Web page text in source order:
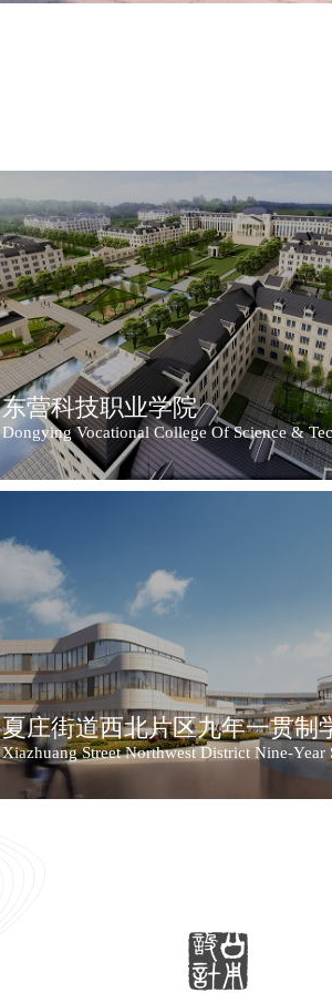
东营科技职业学院
Dongying Vocational College Of Science &
夏庄街道西北片区九年一贯制
Xiazhuang Street Northwest District Nine-Year